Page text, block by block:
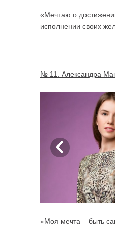
«Мечтаю о
исполнении своих
№ 11. Александра
«Моя мечта – быть